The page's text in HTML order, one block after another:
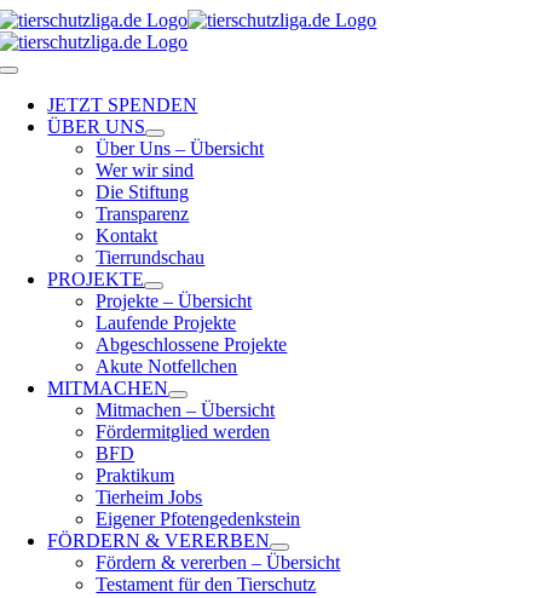
Skip
to
content
Toggle
NavigationJETZT SPENDEN
ÜBER UNS
Über Uns – Übersicht
Wer wir sind
Die Stiftung
Transparenz
Kontakt
Tierrundschau
PROJEKTE
Projekte – Übersicht
Laufende Projekte
Abgeschlossene Projekte
Akute Notfellchen
MITMACHEN
Mitmachen – Übersicht
Fördermitglied werden
BFD
Praktikum
Tierheim Jobs
Eigener Pfotengedenkstein
FÖRDERN & VERERBEN
Fördern & vererben – Übersicht
Testament für den Tierschutz